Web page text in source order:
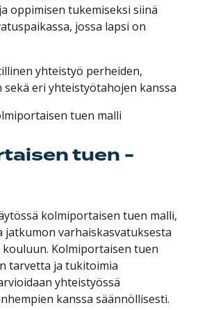
oppimisen tukemiseksi siinä
jossa lapsi on
yhteistyö perheiden,
sekä eri yhteistyötahojen kanssa
tuen malli
tuen -
kolmiportaisen tuen malli,
jatkumon varhaiskasvatuksesta
Kolmiportaisen tuen
tarvetta ja tukitoimia
yhteistyössä
kanssa säännöllisesti.